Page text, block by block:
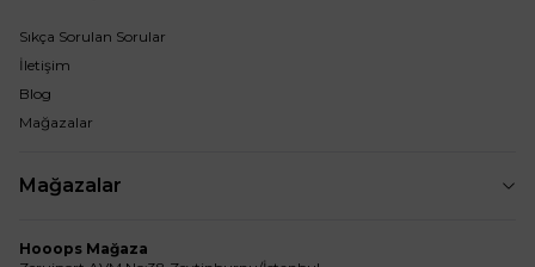
Sıkça Sorulan Sorular
İletişim
Blog
Mağazalar
Mağazalar
Hooops Mağaza